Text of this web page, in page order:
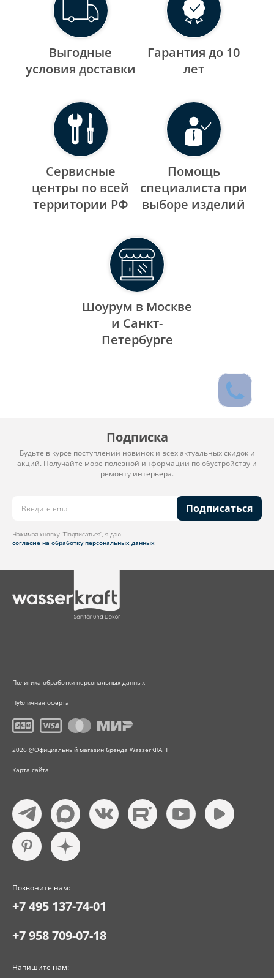
Выгодные
уcловия доставки
Гарантия до 10
лет
Сервисные
центры по всей
территории РФ
Помощь
специалиста при
выборе изделий
Шоурум в Москве
и Санкт-
Петербурге
Подписка
Будьте в курсе поступлений новинок и всех актуальных скидок и
акций. Получайте море полезной информации по обустройству и
ремонту интерьера.
Подписаться
Нажимая кнопку “Подписаться”, я даю
согласие на обработку персональных данных
Политика обработки персональных данных
Публичная оферта
2026 @Официальный магазин бренда WasserKRAFT
Карта сайта
Позвоните нам:
+7 495 137-74-01
+7 958 709-07-18
Напишите нам: